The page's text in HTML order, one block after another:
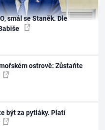
smál se Staněk. Dle
ostrově: Zůstaňte
být za pytláky. Platí